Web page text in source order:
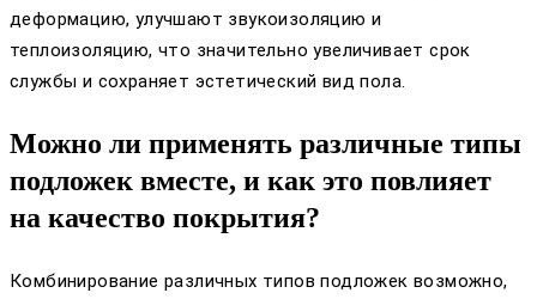
деформацию, улучшают звукоизоляцию и
теплоизоляцию, что значительно увеличивает срок
службы и сохраняет эстетический вид пола.
Можно ли применять различные типы
подложек вместе, и как это повлияет
на качество покрытия?
Комбинирование различных типов подложек возможно,